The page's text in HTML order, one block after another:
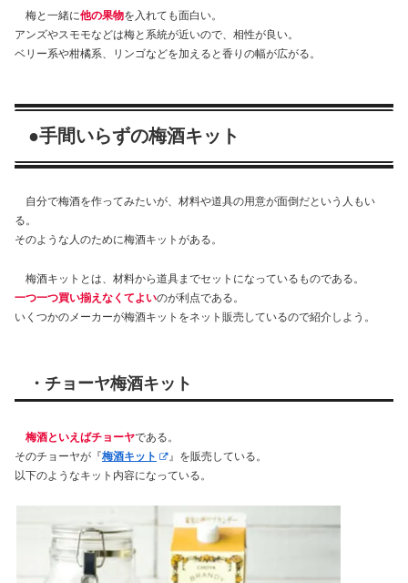
梅と一緒に他の果物を入れても面白い。
アンズやスモモなどは梅と系統が近いので、相性が良い。
ベリー系や柑橘系、リンゴなどを加えると香りの幅が広がる。
●手間いらずの梅酒キット
自分で梅酒を作ってみたいが、材料や道具の用意が面倒だという人もい
る。
そのような人のために梅酒キットがある。
梅酒キットとは、材料から道具までセットになっているものである。
一つ一つ買い揃えなくてよいのが利点である。
いくつかのメーカーが梅酒キットをネット販売しているので紹介しよう。
・チョーヤ梅酒キット
梅酒といえばチョーヤである。
そのチョーヤが『梅酒キット
』を販売している。
以下のようなキット内容になっている。